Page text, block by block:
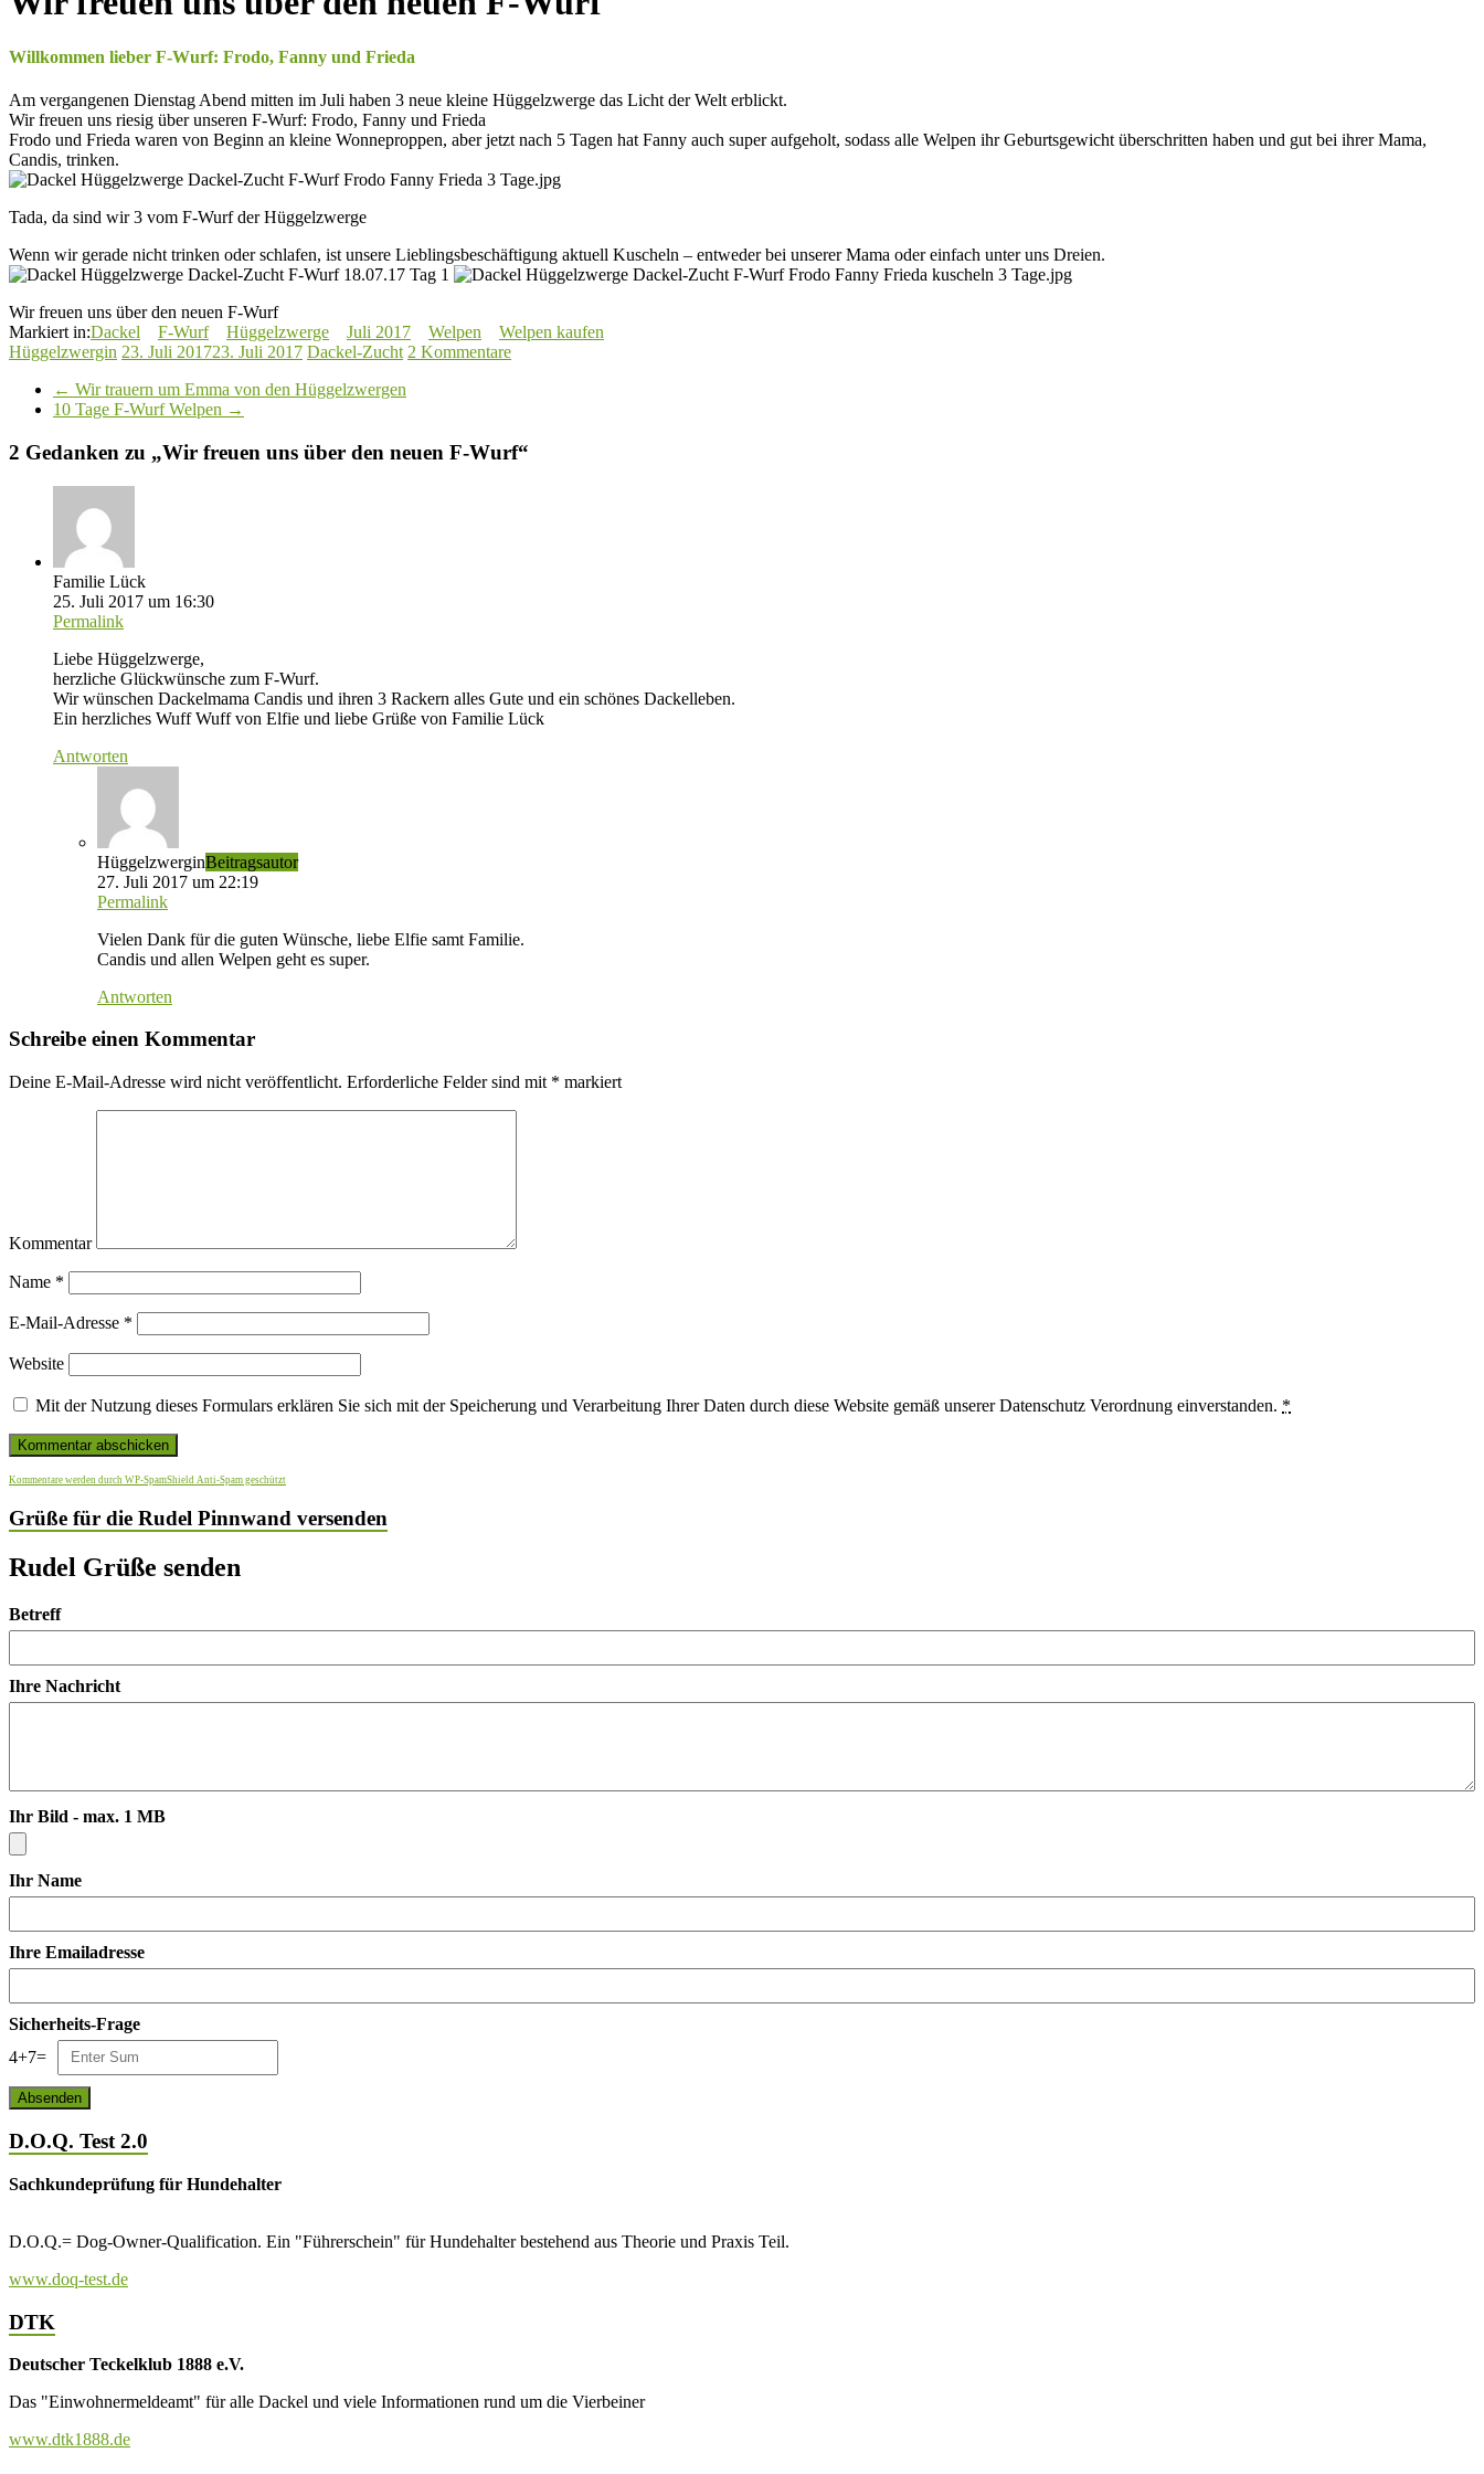
Willkommen lieber F-Wurf: Frodo, Fanny und Frieda
Am vergangenen Dienstag Abend mitten im Juli haben 3 neue kleine Hüggelzwerge das Licht der Welt erblickt.
Wir freuen uns riesig über unseren F-Wurf: Frodo, Fanny und Frieda
Frodo und Frieda waren von Beginn an kleine Wonneproppen, aber jetzt nach 5 Tagen hat Fanny auch super aufgeholt, sodass alle Welpen ihr Geburtsgewicht überschritten haben und gut bei ihrer Mama,
Candis, trinken.
Tada, da sind wir 3 vom F-Wurf der Hüggelzwerge
Wenn wir gerade nicht trinken oder schlafen, ist unsere Lieblingsbeschäftigung aktuell Kuscheln – entweder bei unserer Mama oder einfach unter uns Dreien.
Wir freuen uns über den neuen F-Wurf
Markiert in:Dackel F-Wurf Hüggelzwerge Juli 2017 Welpen
Welpen kaufen
Hüggelzwergin 23. Juli 201723. Juli 2017 Dackel-Zucht 2 Kommentare
← Wir trauern um Emma von den Hüggelzwergen
10 Tage F-Wurf Welpen →
2 Gedanken zu „Wir freuen uns über den neuen F-Wurf“
Familie Lück
25. Juli 2017 um 16:30
Permalink
Liebe Hüggelzwerge,
herzliche Glückwünsche zum F-Wurf.
Wir wünschen Dackelmama Candis und ihren 3 Rackern alles Gute und ein schönes Dackelleben.
Ein herzliches Wuff Wuff von Elfie und liebe Grüße von Familie Lück
Antworten
HüggelzwerginBeitragsautor
27. Juli 2017 um 22:19
Permalink
Vielen Dank für die guten Wünsche, liebe Elfie samt Familie.
Candis und allen Welpen geht es super.
Antworten
Schreibe einen Kommentar
Deine E-Mail-Adresse wird nicht veröffentlicht. Erforderliche Felder sind mit * markiert
Kommentar
Name *
E-Mail-Adresse *
Website
Mit der Nutzung dieses Formulars erklären Sie sich mit der Speicherung und Verarbeitung Ihrer Daten durch diese Website gemäß unserer Datenschutz Verordnung einverstanden. *
Kommentare werden durch WP-SpamShield Anti-Spam geschützt
Grüße für die Rudel Pinnwand versenden
Rudel Grüße senden
Betreff
Ihre Nachricht
Ihr Bild - max. 1 MB
Ihr Name
Ihre Emailadresse
Sicherheits-Frage
4+7=
D.O.Q. Test 2.0
Sachkundeprüfung für Hundehalter
D.O.Q.= Dog-Owner-Qualification. Ein "Führerschein" für Hundehalter bestehend aus Theorie und Praxis Teil.
www.doq-test.de
DTK
Deutscher Teckelklub 1888 e.V.
Das "Einwohnermeldeamt" für alle Dackel und viele Informationen rund um die Vierbeiner
www.dtk1888.de